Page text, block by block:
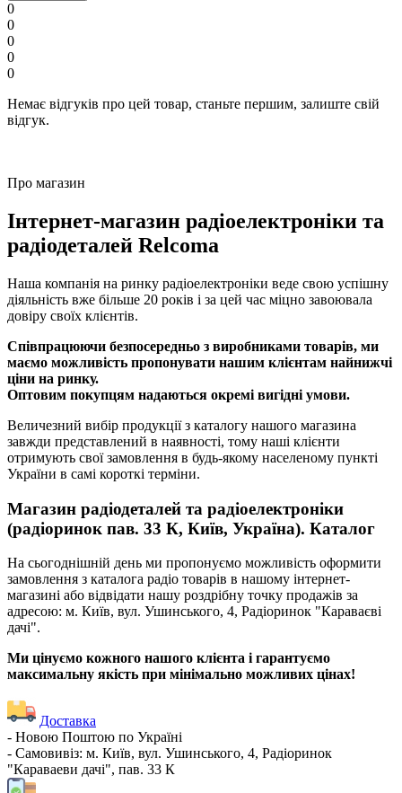
0
0
0
0
0
Немає відгуків про цей товар, станьте першим, залиште свій
відгук.
Про магазин
Інтернет-магазин радіоелектроніки та
радіодеталей Relcoma
Наша компанія на ринку радіоелектроніки веде свою успішну
діяльність вже більше 20 років і за цей час міцно завоювала
довіру своїх клієнтів.
Співпрацюючи безпосередньо з виробниками товарів, ми
маємо можливість пропонувати нашим клієнтам найнижчі
ціни на ринку.
Оптовим покупцям надаються окремі вигідні умови.
Величезний вибір продукції з каталогу нашого магазина
завжди представлений в наявності, тому наші клієнти
отримують свої замовлення в будь-якому населеному пункті
України в самі короткі терміни.
Магазин радіодеталей та радіоелектроніки
(радіоринок пав. 33 К, Київ, Україна). Каталог
На сьогоднішній день ми пропонуємо можливість оформити
замовлення з каталога радіо товарів в нашому інтернет-
магазині або відвідати нашу роздрібну точку продажів за
адресою: м. Київ, вул. Ушинського, 4, Радіоринок "Караваєві
дачі".
Ми цінуємо кожного нашого клієнта і гарантуємо
максимальну якість при мінімально можливих цінах!
Доставка
- Новою Поштою по Україні
- Самовивіз: м. Київ, вул. Ушинського, 4, Радіоринок
"Караваеви дачі", пав. 33 К